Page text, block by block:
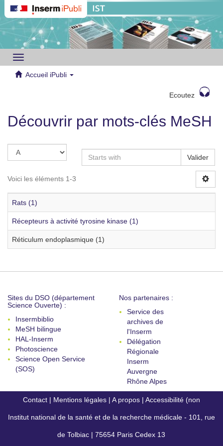
Toggle
navigation
Accueil iPubli
Ecoutez
Découvrir par mots-clés MeSH
Valider
Voici les éléments 1-3
Rats (1)
Récepteurs à activité tyrosine kinase (1)
Réticulum endoplasmique (1)
Sites du DSO (département
Science Ouverte) :
Insermbiblio
MeSH bilingue
HAL-Inserm
Photoscience
Science Open Service
(SOS)
Nos partenaires :
Service des
archives de
l'Inserm
Délégation
Régionale
Inserm
Auvergne
Rhône Alpes
Contact | Mentions légales | A propos | Accessibilité (non
conforme)
Institut national de la santé et de la recherche médicale - 101, rue
de Tolbiac | 75654 Paris Cedex 13